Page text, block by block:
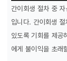
간이회생 절차 중
입니다. 간이회생
있도록 기회를 제공
에게 불이익을 초래